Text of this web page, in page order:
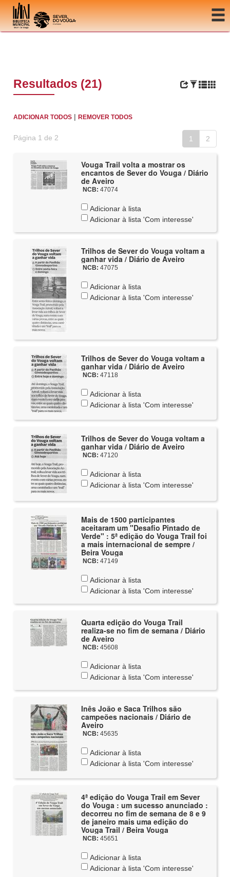
Ir para o conteúdo
Resultados (21)
ADICIONAR TODOS |REMOVER TODOS
Página 1 de 2 1 2
Vouga Trail volta a mostrar os
encantos de Sever do Vouga / Diário
de Aveiro
NCB: 47074
Adicionar à lista
Adicionar à lista 'Com interesse'
Trilhos de Sever do Vouga voltam a
ganhar vida / Diário de Aveiro
NCB: 47075
Adicionar à lista
Adicionar à lista 'Com interesse'
Trilhos de Sever do Vouga voltam a
ganhar vida / Diário de Aveiro
NCB: 47118
Adicionar à lista
Adicionar à lista 'Com interesse'
Trilhos de Sever do Vouga voltam a
ganhar vida / Diário de Aveiro
NCB: 47120
Adicionar à lista
Adicionar à lista 'Com interesse'
Mais de 1500 participantes
aceitaram um "Desafio Pintado de
Verde" : 5ª edição do Vouga Trail foi
a mais internacional de sempre /
Beira Vouga
NCB: 47149
Adicionar à lista
Adicionar à lista 'Com interesse'
Quarta edição do Vouga Trail
realiza-se no fim de semana / Diário
de Aveiro
NCB: 45608
Adicionar à lista
Adicionar à lista 'Com interesse'
Inês João e Saca Trilhos são
campeões nacionais / Diário de
Aveiro
NCB: 45635
Adicionar à lista
Adicionar à lista 'Com interesse'
4ª edição do Vouga Trail em Sever
do Vouga : um sucesso anunciado :
decorreu no fim de semana de 8 e 9
de janeiro mais uma edição do
Vouga Trail / Beira Vouga
NCB: 45651
Adicionar à lista
Adicionar à lista 'Com interesse'